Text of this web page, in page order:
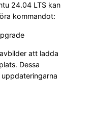
24.04 LTS kan
kommandot:
att ladda
Dessa
uppdateringarna